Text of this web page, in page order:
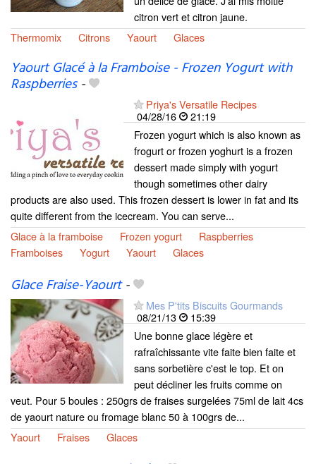
citron vert et citron jaune.
Thermomix
Citrons Yaourt Glaces
Yaourt Glacé à la Framboise - Frozen Yogurt with
Raspberries-
Priya's Versatile Recipes
04/28/16
21:19
Frozen yogurt which is also known as
frogurt or frozen yoghurt is a frozen
dessert made simply with yogurt
though sometimes other dairy
products are also used. This frozen dessert is lower in fat and its
quite different from the icecream. You can serve...
Glace à la framboise
Frozen yogurt
Raspberries
Framboises
Yogurt Yaourt Glaces
Glace Fraise-Yaourt-
Mes P'tits Biscuits Gourmands
08/21/13
15:39
Une bonne glace légère et
rafraîchissante vite faite bien faite et
sans sorbetière c'est le top. Et on
peut décliner les fruits comme on
veut. Pour 5 boules : 250grs de fraises surgelées 75ml de lait 4cs
de yaourt nature ou fromage blanc 50 à 100grs de...
Yaourt
Fraises Glaces